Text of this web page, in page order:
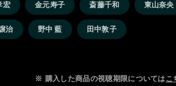
宏 金元寿子 斎藤千和 東山奈央
治 野中 藍 田中敦子
※ 購入した商品の視聴期限についてはこ